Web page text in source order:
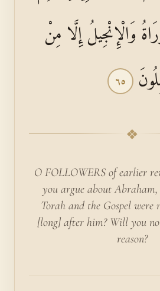
وَالْإِنْجِيلُ إِلَّا مِنْ
٦٥
❖
O FOLLOWERS of earlier
you argue about
Torah and the Gospel
[long] after him? Will you
reason?